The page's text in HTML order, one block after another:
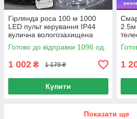
Гірлянда роса 100 м 1000
LED пульт керування IP44
вулична вологозахищена
біла
Готово до відправки 1096 од.
1 002 ₴ 1 179 ₴
Купити
2.5м
1
Показати ще